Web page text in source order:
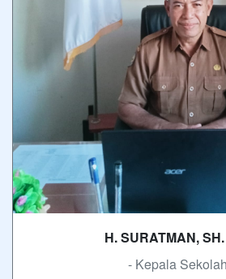
H. SURATMAN, SH.
- Kepala